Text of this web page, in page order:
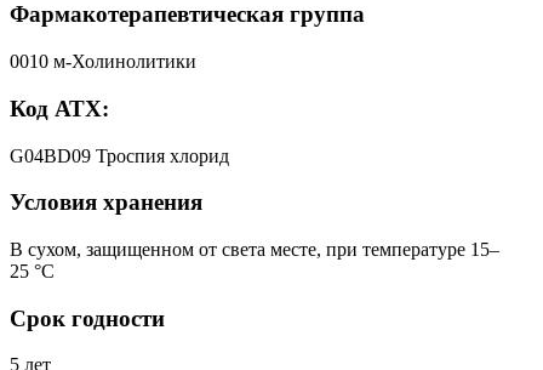
Фармакотерапевтическая группа
0010 м-Холинолитики
Код АТХ:
G04BD09 Троспия хлорид
Условия хранения
В сухом, защищенном от света месте, при температуре 15–
25 °C
Срок годности
5 лет